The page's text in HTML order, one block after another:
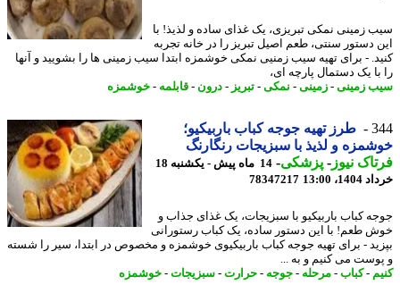
زمینی نمکی تبریزی، یک غذای ساده و لذیذ! با
دستور سنتی، طعم اصیل تبریز را در خانه تجربه
- برای تهیه سیب زمنیی نمکی خوشمزه ابتدا سیب زمینی ها را بشویید و آنها
یک دستمال پارچه ای،
زمینی-زمینی-نمکی-تبریز- درون-قابلمه-خوشمزه
طرز تهیه جوجه کباب باربیکیو؛
و لذیذ با سبزیجات رنگارنگ
نیوز-پزشکی-
14 ماه پیش - یکشنبه 18
13:00
78347217
کباب باربیکیو با سبزیجات، یک غذای جذاب و
طعم! با این دستور ساده، یک کباب رستورانی
- برای تهیه جوجه کباب باربیکیوی خوشمزه و مخصوص در ابتدا، سیر را شسته
می کنیم و به ...
-کباب-مرحله-جوجه-حرارت - سبزیجات-خوشمزه